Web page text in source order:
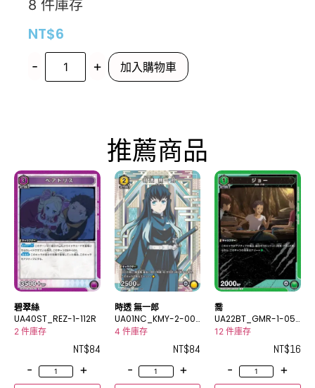
8 件庫存
NT$6
- + 加入購物車
推薦商品
碧翠絲
UA40ST_REZ-1-112R
2 件庫存
NT$84
-
+
時透 無一郎
UA01NC_KMY-2-007
SP
4 件庫存
NT$84
-
+
喬
UA22BT_GMR-1-053
R
12 件庫存
NT$16
-
+